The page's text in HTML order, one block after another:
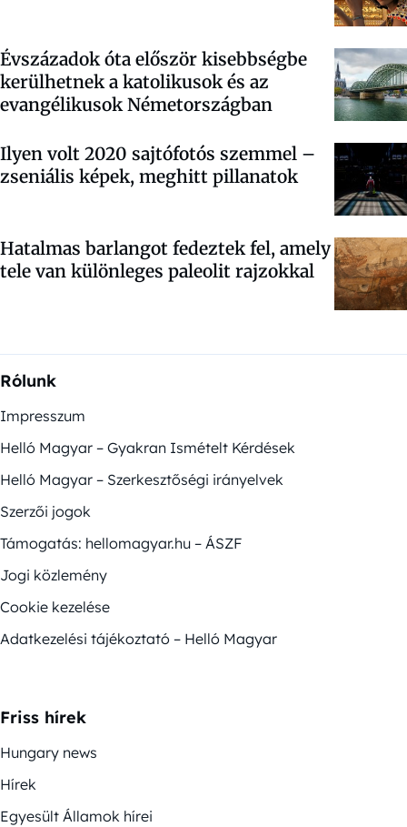
Évszázadok óta először kisebbségbe
kerülhetnek a katolikusok és az
evangélikusok Németországban
Ilyen volt 2020 sajtófotós szemmel –
zseniális képek, meghitt pillanatok
Hatalmas barlangot fedeztek fel, amely
tele van különleges paleolit rajzokkal
Rólunk
Impresszum
Helló Magyar – Gyakran Ismételt Kérdések
Helló Magyar – Szerkesztőségi irányelvek
Szerzői jogok
Támogatás: hellomagyar.hu – ÁSZF
Jogi közlemény
Cookie kezelése
Adatkezelési tájékoztató – Helló Magyar
Friss hírek
Hungary news
Hírek
Egyesült Államok hírei